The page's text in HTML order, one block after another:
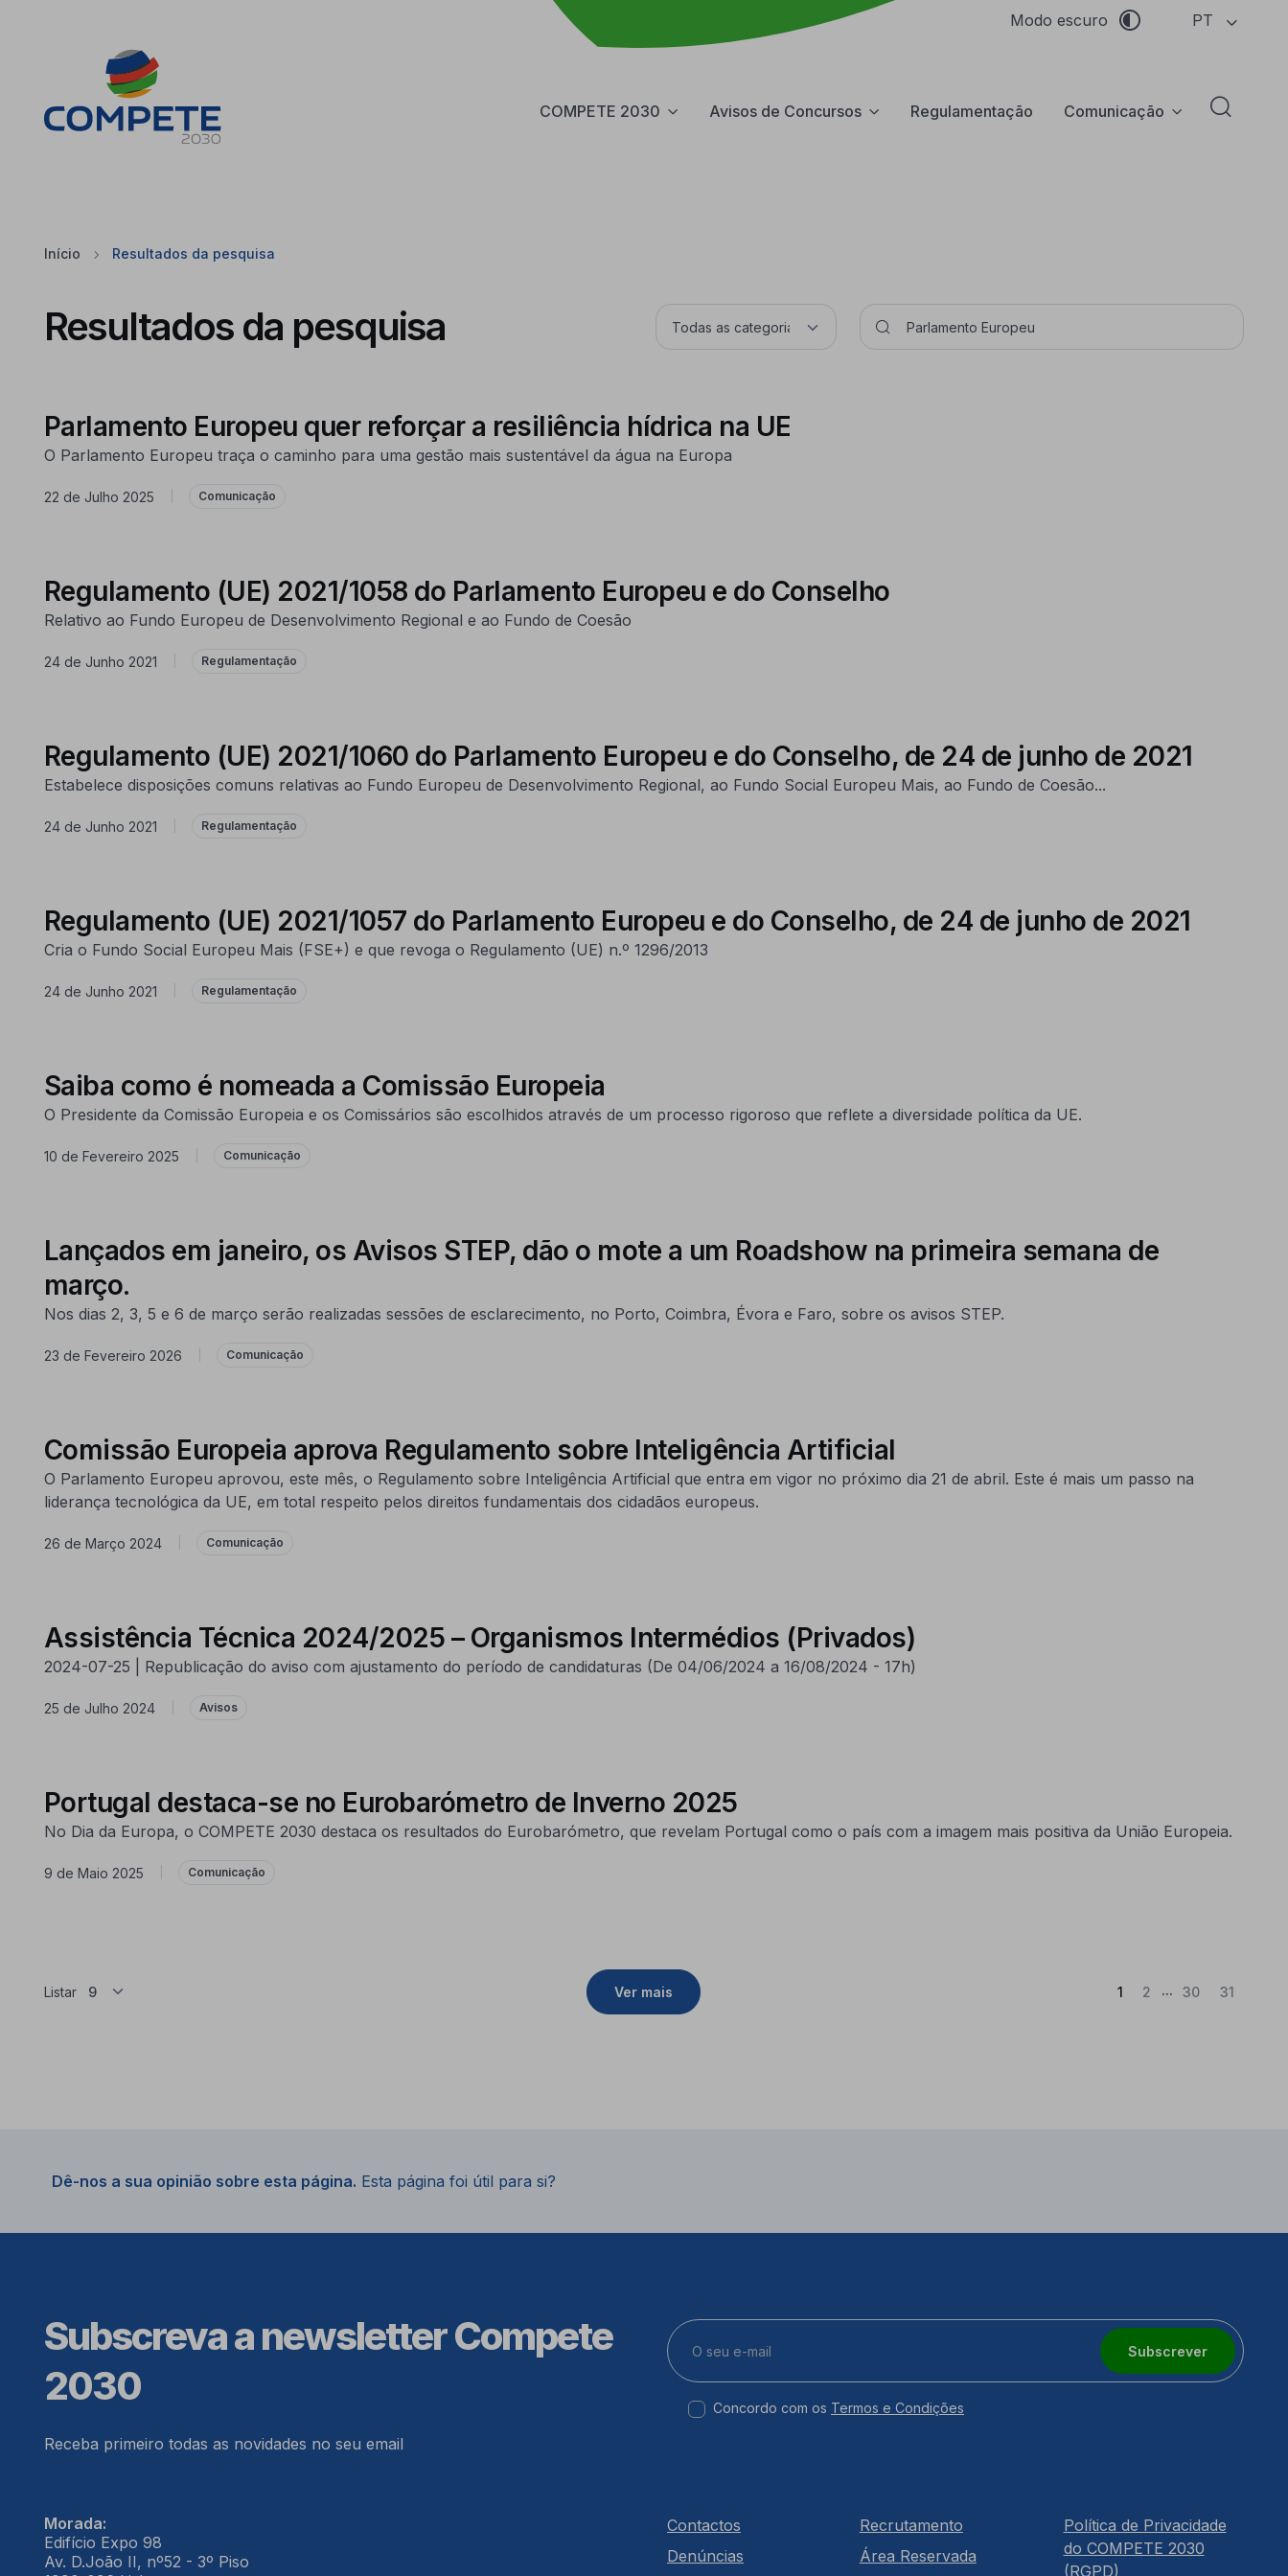
Modo escuro PT
COMPETE 2030 Avisos de Concursos Regulamentação Comunicação Abrir
Início Resultados da pesquisa
Resultados da pesquisa
Parlamento Europeu quer reforçar a resiliência hídrica na UE
O Parlamento Europeu traça o caminho para uma gestão mais sustentável da água na Europa
22 de Julho 2025 Comunicação
Regulamento (UE) 2021/1058 do Parlamento Europeu e do Conselho
Relativo ao Fundo Europeu de Desenvolvimento Regional e ao Fundo de Coesão
24 de Junho 2021 Regulamentação
Regulamento (UE) 2021/1060 do Parlamento Europeu e do Conselho, de 24 de junho de 2021
Estabelece disposições comuns relativas ao Fundo Europeu de Desenvolvimento Regional, ao Fundo Social Europeu Mais, ao Fundo de Coesão...
24 de Junho 2021 Regulamentação
Regulamento (UE) 2021/1057 do Parlamento Europeu e do Conselho, de 24 de junho de 2021
Cria o Fundo Social Europeu Mais (FSE+) e que revoga o Regulamento (UE) n.º 1296/2013
24 de Junho 2021 Regulamentação
Saiba como é nomeada a Comissão Europeia
O Presidente da Comissão Europeia e os Comissários são escolhidos através de um processo rigoroso que reflete a diversidade política da UE.
10 de Fevereiro 2025 Comunicação
Lançados em janeiro, os Avisos STEP, dão o mote a um Roadshow na primeira semana de
março.
Nos dias 2, 3, 5 e 6 de março serão realizadas sessões de esclarecimento, no Porto, Coimbra, Évora e Faro, sobre os avisos STEP.
23 de Fevereiro 2026 Comunicação
Comissão Europeia aprova Regulamento sobre Inteligência Artificial
O Parlamento Europeu aprovou, este mês, o Regulamento sobre Inteligência Artificial que entra em vigor no próximo dia 21 de abril. Este é mais um passo na
liderança tecnológica da UE, em total respeito pelos direitos fundamentais dos cidadãos europeus.
26 de Março 2024 Comunicação
Assistência Técnica 2024/2025 – Organismos Intermédios (Privados)
2024-07-25 | Republicação do aviso com ajustamento do período de candidaturas (De 04/06/2024 a 16/08/2024 - 17h)
25 de Julho 2024 Avisos
Portugal destaca-se no Eurobarómetro de Inverno 2025
No Dia da Europa, o COMPETE 2030 destaca os resultados do Eurobarómetro, que revelam Portugal como o país com a imagem mais positiva da União Europeia.
9 de Maio 2025 Comunicação
Listar Ver mais 1(Atual)
2 ... 30 31
Dê-nos a sua opinião sobre esta página. Esta página foi útil para si?
Subscreva a newsletter Compete
2030
Receba primeiro todas as novidades no seu email
Subscrever
Concordo com os Termos e Condições
Morada:
Edifício Expo 98
Av. D.João II, nº52 - 3º Piso
Contactos
Denúncias
Recrutamento
Área Reservada
Política de Privacidade
do COMPETE 2030
(RGPD)